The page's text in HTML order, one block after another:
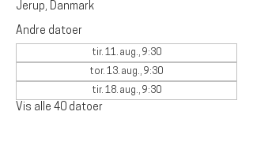
Jerup, Danmark
Andre datoer
tir. 11. aug., 9:30
tor. 13. aug., 9:30
tir. 18. aug., 9:30
Vis alle 40 datoer